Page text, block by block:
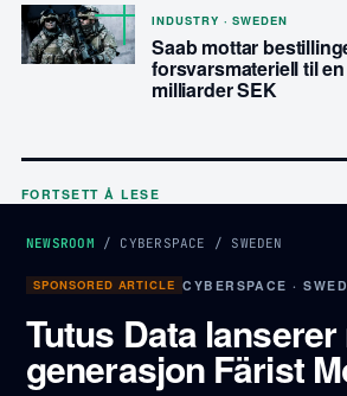
INDUSTRY · SWEDEN
Saab mottar
forsvarsmateriell til
milliarder SEK
FORTSETT Å LESE
NEWSROOM / CYBERSPACE / SWEDEN
SPONSORED ARTICLE CYBERSPACE ·
Tutus Data
generasjon Färist